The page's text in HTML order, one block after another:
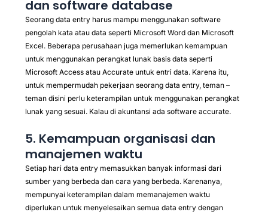
dan software database
Seorang data entry harus mampu menggunakan software
pengolah kata atau data seperti Microsoft Word dan Microsoft
Excel. Beberapa perusahaan juga memerlukan kemampuan
untuk menggunakan perangkat lunak basis data seperti
Microsoft Access atau Accurate untuk entri data. Karena itu,
untuk mempermudah pekerjaan seorang data entry, teman –
teman disini perlu keterampilan untuk menggunakan perangkat
lunak yang sesuai. Kalau di akuntansi ada software accurate.
5. Kemampuan organisasi dan
manajemen waktu
Setiap hari data entry memasukkan banyak informasi dari
sumber yang berbeda dan cara yang berbeda. Karenanya,
mempunyai keterampilan dalam memanajemen waktu
diperlukan untuk menyelesaikan semua data entry dengan